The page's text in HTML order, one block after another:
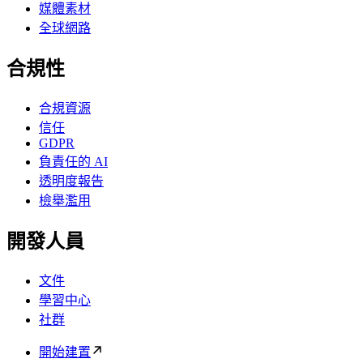
媒體素材
全球網路
合規性
合規資源
信任
GDPR
負責任的 AI
透明度報告
檢舉濫用
開發人員
文件
學習中心
社群
開始建置